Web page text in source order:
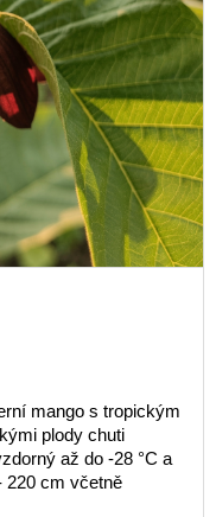
mango s tropickým
plody chuti
až do -28 °C a
220 cm včetně